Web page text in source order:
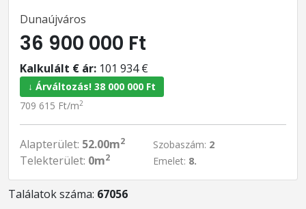
Dunaújváros
36 900 000 Ft
Kalkulált € ár: 101 934 €
↓ Árváltozás! 38 000 000 Ft
709 615 Ft/m2
Alapterület: 52.00m2
Telekterület: 0m2
Szobaszám: 2
Emelet: 8.
Találatok száma: 67056